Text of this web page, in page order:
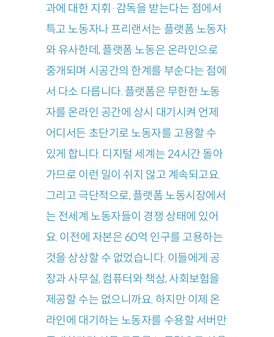
과에 대한 지휘·감독을 받는다는 점에서
특고 노동자나 프리랜서는 플랫폼 노동자
와 유사한데, 플랫폼 노동은 온라인으로
중개되며 시공간의 한계를 부순다는 점에
서 다소 다릅니다. 플랫폼은 무한한 노동
자를 온라인 공간에 상시 대기시켜 언제
어디서든 초단기로 노동자를 고용할 수
있게 합니다. 디지털 세계는 24시간 돌아
가므로 이런 일이 쉬지 않고 계속되고요.
그리고 극단적으로, 플랫폼 노동시장에서
는 전세계 노동자들이 경쟁 상태에 있어
요. 이전에 자본은 60억 인구를 고용하는
것을 상상할 수 없었습니다. 이들에게 공
장과 사무실, 컴퓨터와 책상, 사회보험을
제공할 수는 없으니까요. 하지만 이제 온
라인에 대기하는 노동자를 수용할 서버만